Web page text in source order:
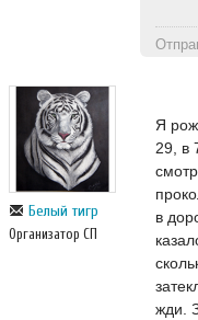
Белый тигр
Организатор СП
Я
29, в
в
жди.